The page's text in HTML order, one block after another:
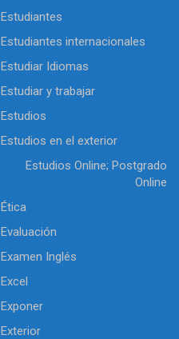
Estudiantes
Estudiantes internacionales
Estudiar Idiomas
Estudiar y trabajar
Estudios
Estudios en el exterior
Estudios Online; Postgrado
Online
Ética
Evaluación
Examen Inglés
Excel
Exponer
Exterior